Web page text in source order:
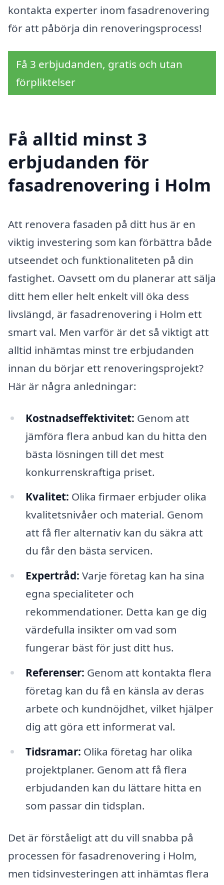
kontakta experter inom fasadrenovering
för att påbörja din renoveringsprocess!
Få 3 erbjudanden, gratis och utan
förpliktelser
Få alltid minst 3
erbjudanden för
fasadrenovering i Holm
Att renovera fasaden på ditt hus är en
viktig investering som kan förbättra både
utseendet och funktionaliteten på din
fastighet. Oavsett om du planerar att sälja
ditt hem eller helt enkelt vill öka dess
livslängd, är fasadrenovering i Holm ett
smart val. Men varför är det så viktigt att
alltid inhämtas minst tre erbjudanden
innan du börjar ett renoveringsprojekt?
Här är några anledningar:
Kostnadseffektivitet: Genom att
jämföra flera anbud kan du hitta den
bästa lösningen till det mest
konkurrenskraftiga priset.
Kvalitet: Olika firmaer erbjuder olika
kvalitetsnivåer och material. Genom
att få fler alternativ kan du säkra att
du får den bästa servicen.
Expertråd: Varje företag kan ha sina
egna specialiteter och
rekommendationer. Detta kan ge dig
värdefulla insikter om vad som
fungerar bäst för just ditt hus.
Referenser: Genom att kontakta flera
företag kan du få en känsla av deras
arbete och kundnöjdhet, vilket hjälper
dig att göra ett informerat val.
Tidsramar: Olika företag har olika
projektplaner. Genom att få flera
erbjudanden kan du lättare hitta en
som passar din tidsplan.
Det är förståeligt att du vill snabba på
processen för fasadrenovering i Holm,
men tidsinvesteringen att inhämtas flera